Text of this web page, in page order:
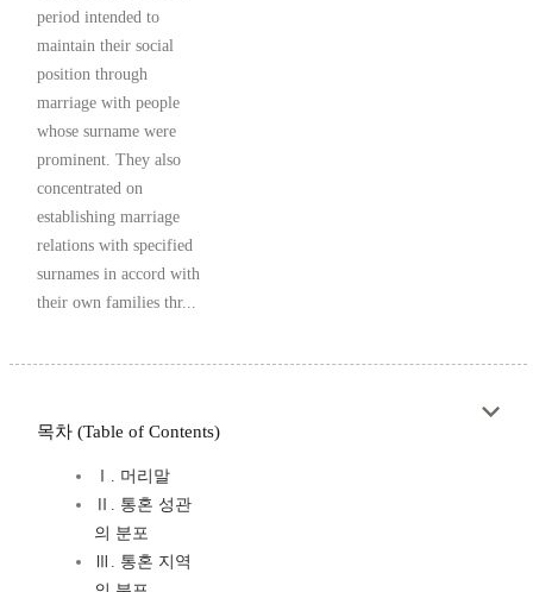
period intended to
maintain their social
position through
marriage with people
whose surname were
prominent. They also
concentrated on
establishing marriage
relations with specified
surnames in accord with
their own families thr...
목차 (Table of Contents)
Ⅰ. 머리말
Ⅱ. 통혼 성관
의 분포
Ⅲ. 통혼 지역